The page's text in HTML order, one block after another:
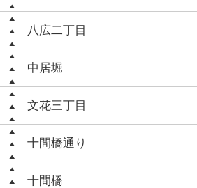
八広二丁目
中居堀
文花三丁目
十間橋通り
十間橋